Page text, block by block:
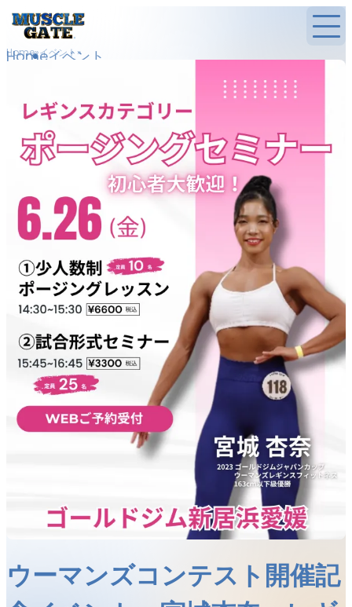
Homeイベント
Home イベント
ウーマンズコンテスト開催記